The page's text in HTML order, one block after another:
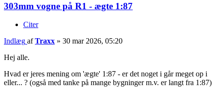
303mm vogne på R1 - ægte 1:87
Citer
Indlæg afTraxx » 30 mar 2026, 05:20
Hej alle.
Hvad er jeres mening om 'ægte' 1:87 - er det noget i går meget op i
eller... ? (også med tanke på mange bygninger m.v. er langt fra 1:87)